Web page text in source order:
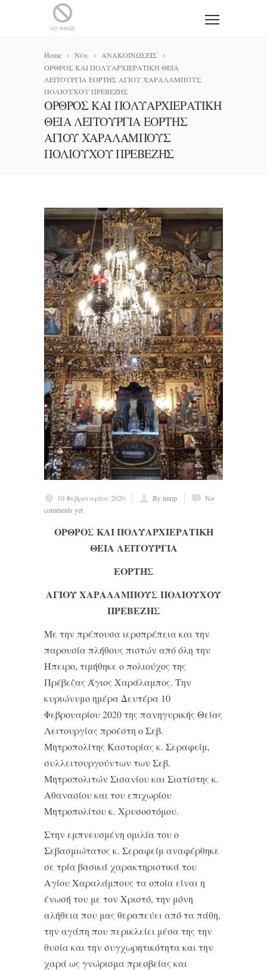
Home Νέα
ΑΝΑΚΟΙΝΩΣΕΙΣ
ΟΡΘΡΟΣ ΚΑΙ ΠΟΛΥΑΡΧΙΕΡΑΤΙΚΗ ΘΕΙΑ
ΛΕΙΤΟΥΡΓΙΑ ΕΟΡΤΗΣ ΑΓΙΟΥ ΧΑΡΑΛΑΜΠΟΥΣ
ΠΟΛΙΟΥΧΟΥ ΠΡΕΒΕΖΗΣ
ΟΡΘΡΟΣ ΚΑΙ ΠΟΛΥΑΡΧΙΕΡΑΤΙΚΗ
ΘΕΙΑ ΛΕΙΤΟΥΡΓΙΑ ΕΟΡΤΗΣ
ΑΓΙΟΥ ΧΑΡΑΛΑΜΠΟΥΣ
ΠΟΛΙΟΥΧΟΥ ΠΡΕΒΕΖΗΣ
10 Φεβρουαρίου 2020 By imnp
No
comments yet
ΟΡΘΡΟΣ ΚΑΙ ΠΟΛΥΑΡΧΙΕΡΑΤΙΚΗ
ΘΕΙΑ ΛΕΙΤΟΥΡΓΙΑ
ΕΟΡΤΗΣ
ΑΓΙΟΥ ΧΑΡΑΛΑΜΠΟΥΣ ΠΟΛΙΟΥΧΟΥ
ΠΡΕΒΕΖΗΣ
Με την πρέπουσα ιεροπρέπεια και την
παρουσία πλήθους πιστών από όλη την
Ήπειρο, τιμήθηκε ο πολιούχος της
Πρέβεζας Άγιος Χαράλαμπος. Την
κυριώνυμο ημέρα Δευτέρα 10
Φεβρουαρίου 2020 της πανηγυρικής Θείας
Λειτουργίας προέστη ο Σεβ.
Μητροπολίτης Καστορίας κ. Σεραφείμ,
συλλειτουργούντων των Σεβ.
Μητροπολιτών Σισανίου και Σιατίστης κ.
Αθανασίου και του επιχωρίου
Μητροπολίτου κ. Χρυσοστόμου.
Στην εμπνευσμένη ομιλία του ο
Σεβασμιώτατος κ. Σεραφείμ αναφέρθηκε
σε τρία βασικά χαρακτηριστικά του
Αγίου Χαραλάμπους τα οποία είναι η
ένωσή του με τον Χριστό, την μόνη
αλήθεια που μας θεραπεύει από τα πάθη,
την αγάπη που περικλείει μέσα της την
θυσία και την συγχωρητικότητα και την
χαρά ως γνώρισμα πρεσβείας και